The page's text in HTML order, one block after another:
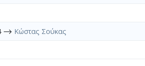
⟶ Κώστας Σούκας